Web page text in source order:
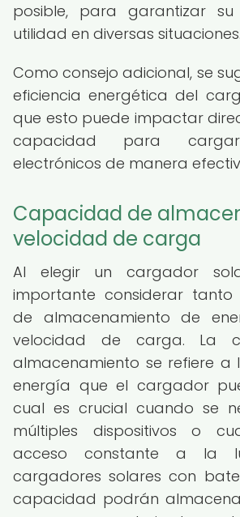
posible, para garantizar
utilidad en diversas situaciones.
Como consejo adicional, se
eficiencia energética del
que esto puede impactar
capacidad para cargar
electrónicos de manera
Capacidad de
velocidad de carga
Al elegir un cargador
importante considerar
de almacenamiento de
velocidad de carga. La
almacenamiento se refiere
energía que el cargador
cual es crucial cuando se
múltiples dispositivos o
acceso constante a la
cargadores solares con
capacidad podrán